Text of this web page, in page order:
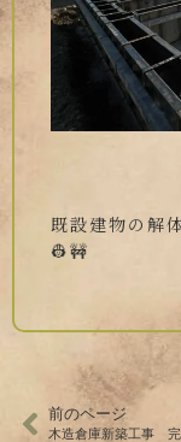
既設建物の解
👷🚧
前のページ
木造倉庫新築工事